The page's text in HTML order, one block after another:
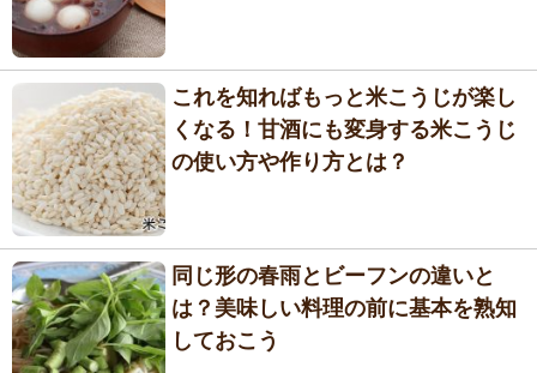
これを知ればもっと米こうじが楽し
くなる！甘酒にも変身する米こうじ
の使い方や作り方とは？
同じ形の春雨とビーフンの違いと
は？美味しい料理の前に基本を熟知
しておこう